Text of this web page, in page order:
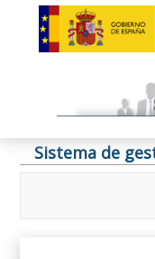
Sistema de